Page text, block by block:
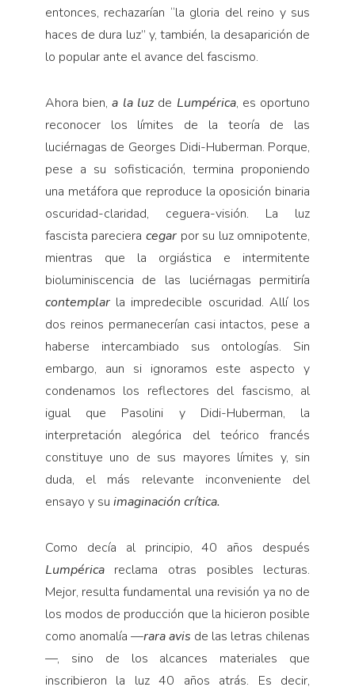
entonces, rechazarían “la gloria del reino y sus
haces de dura luz” y, también, la desaparición de
lo popular ante el avance del fascismo.
Ahora bien,a la luz de Lumpérica, es oportuno
reconocer los límites de la teoría de las
luciérnagas de Georges Didi-Huberman. Porque,
pese a su sofisticación, termina proponiendo
una metáfora que reproduce la oposición binaria
oscuridad-claridad, ceguera-visión. La luz
fascista pareciera cegar por su luz omnipotente,
mientras que la orgiástica e intermitente
bioluminiscencia de las luciérnagas permitiría
contemplar la impredecible oscuridad. Allí los
dos reinos permanecerían casi intactos, pese a
haberse intercambiado sus ontologías. Sin
embargo, aun si ignoramos este aspecto y
condenamos los reflectores del fascismo, al
igual que Pasolini y Didi-Huberman, la
interpretación alegórica del teórico francés
constituye uno de sus mayores límites y, sin
duda, el más relevante inconveniente del
ensayo y su imaginación crítica.
Como decía al principio, 40 años después
Lumpérica reclama otras posibles lecturas.
Mejor, resulta fundamental una revisión ya no de
los modos de producción que la hicieron posible
como anomalía —rara avis de las letras chilenas
—, sino de los alcances materiales que
inscribieron la luz 40 años atrás. Es decir,